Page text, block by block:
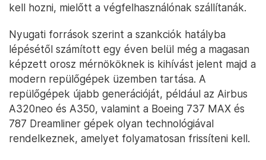
kell hozni, mielőtt a végfelhasználónak szállítanák.
Nyugati források szerint a szankciók hatályba
lépésétől számított egy éven belül még a magasan
képzett orosz mérnököknek is kihívást jelent majd a
modern repülőgépek üzemben tartása. A
repülőgépek újabb generációját, például az Airbus
A320neo és A350, valamint a Boeing 737 MAX és
787 Dreamliner gépek olyan technológiával
rendelkeznek, amelyet folyamatosan frissíteni kell.